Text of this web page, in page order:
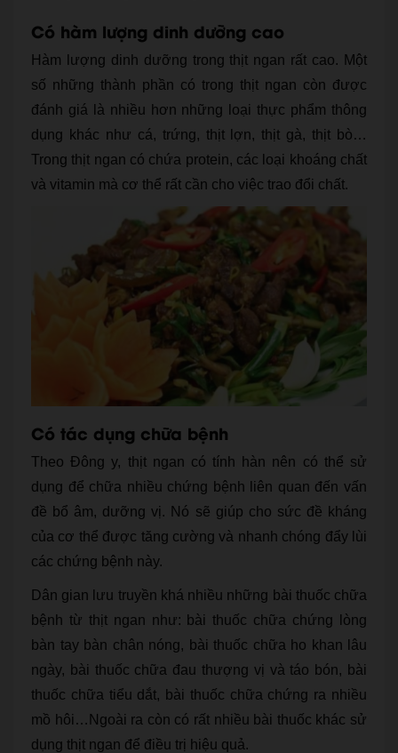
Có hàm lượng dinh dưỡng cao
Hàm lượng dinh dưỡng trong thịt ngan rất cao. Một
số những thành phần có trong thịt ngan còn được
đánh giá là nhiều hơn những loại thực phẩm thông
dụng khác như cá, trứng, thịt lợn, thịt gà, thịt bò…
Trong thịt ngan có chứa protein, các loại khoáng chất
và vitamin mà cơ thể rất cần cho việc trao đổi chất.
Có tác dụng chữa bệnh
Theo Đông y, thịt ngan có tính hàn nên có thể sử
dụng để chữa nhiều chứng bệnh liên quan đến vấn
đề bổ âm, dưỡng vị. Nó sẽ giúp cho sức đề kháng
của cơ thể được tăng cường và nhanh chóng đẩy lùi
các chứng bệnh này.
Dân gian lưu truyền khá nhiều những bài thuốc chữa
bệnh từ thịt ngan như: bài thuốc chữa chứng lòng
bàn tay bàn chân nóng, bài thuốc chữa ho khan lâu
ngày, bài thuốc chữa đau thượng vị và táo bón, bài
thuốc chữa tiểu dắt, bài thuốc chữa chứng ra nhiều
mồ hôi…Ngoài ra còn có rất nhiều bài thuốc khác sử
dụng thịt ngan để điều trị hiệu quả.